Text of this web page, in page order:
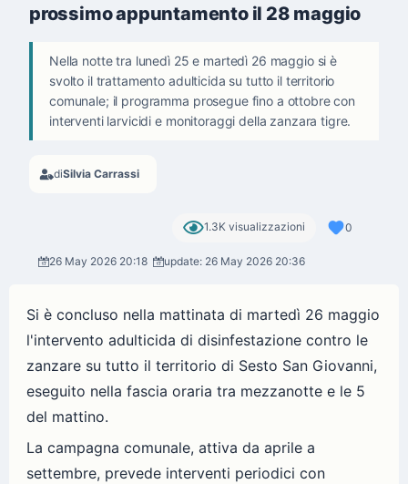
prossimo appuntamento il 28 maggio
Nella notte tra lunedì 25 e martedì 26 maggio si è
svolto il trattamento adulticida su tutto il territorio
comunale; il programma prosegue fino a ottobre con
interventi larvicidi e monitoraggi della zanzara tigre.
diSilvia Carrassi
1.3K visualizzazioni 0
26 May 2026 20:18 update: 26 May 2026 20:36
Si è concluso nella mattinata di martedì 26 maggio
l'intervento adulticida di disinfestazione contro le
zanzare su tutto il territorio di Sesto San Giovanni,
eseguito nella fascia oraria tra mezzanotte e le 5
del mattino.
La campagna comunale, attiva da aprile a
settembre, prevede interventi periodici con